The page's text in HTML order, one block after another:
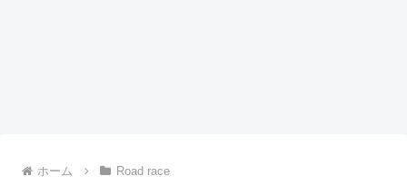
ホーム Road race